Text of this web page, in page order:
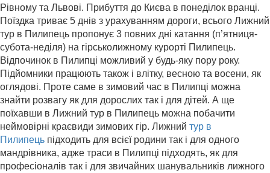
Рівному та Львові. Прибуття до Києва в понеділок вранці.
Поїздка триває 5 днів з урахуванням дороги, всього Лижний
тур в Пилипець пропонує 3 повних дні катання (п’ятниця-
субота-неділя) на гірськолижному курорті Пилипець.
Відпочинок в Пилипці можливий у будь-яку пору року.
Підйомники працюють також і влітку, весною та восени, як
оглядові. Проте саме в зимовий час в Пилипці можна
знайти розвагу як для дорослих так і для дітей. А ще
поїхавши в Лижний тур в Пилипець можна побачити
неймовірні краєвиди зимових гір. Лижний тур в
Пилипець підходить для всієї родини так і для одного
мандрівника, адже траси в Пилипці підходять, як для
професіоналів так і для звичайних шанувальників лижного